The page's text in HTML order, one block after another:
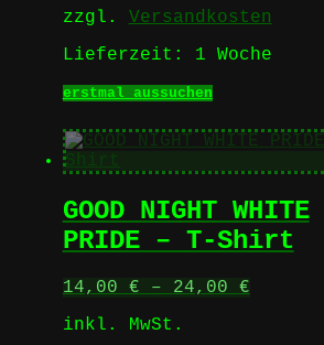
zzgl. Versandkosten
Lieferzeit: 1 Woche
erstmal aussuchenDieses
weist
mehrere
Varianten
Die
Optionen
können
der
GOOD NIGHT WHITE
PRIDE – T-Shirt
14,00 € – 24,00 €
inkl. MwSt.